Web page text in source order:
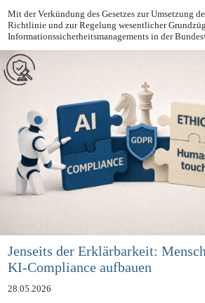
29.05.2026
Mit der Verkündung des Gesetzes zur Umsetzung
Richtlinie und zur Regelung wesentlicher
Informationssicherheitsmanagements in der
Jenseits der Erklärbarkeit:
KI-Compliance aufbauen